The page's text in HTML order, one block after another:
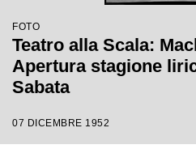
FOTO
Teatro alla Scala:
Apertura stagione
Sabata
07 DICEMBRE 1952